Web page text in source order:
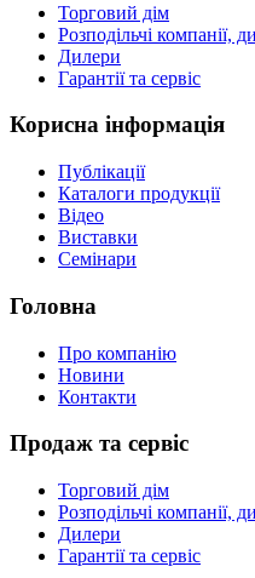
Торговий дім
Розподільчі компанії,
Дилери
Гарантії та сервіс
Корисна інформація
Публікації
Каталоги продукції
Відео
Виставки
Семінари
Головна
Про компанію
Новини
Контакти
Продаж та сервіс
Торговий дім
Розподільчі компанії,
Дилери
Гарантії та сервіс